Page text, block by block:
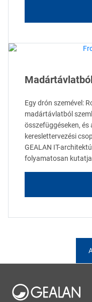
Madártávlatból
Egy drón szemével:
madártávlatból
összefüggéseken, és
kereslettervezési
GEALAN IT-
folyamatosan kutatja